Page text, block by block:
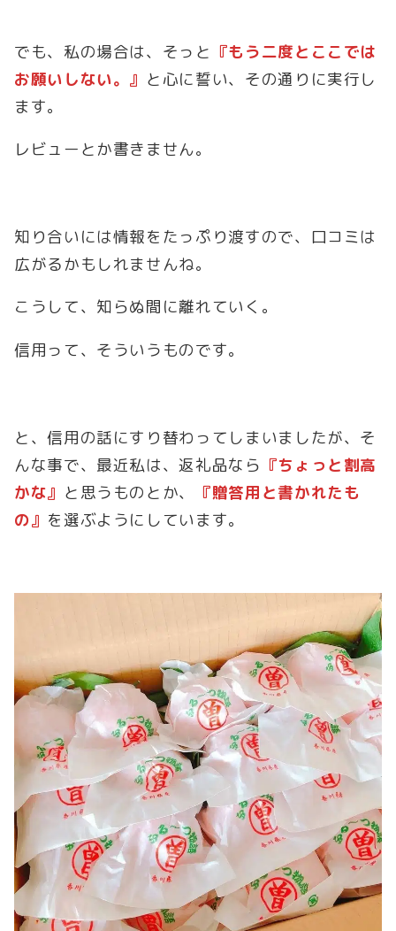
でも、私の場合は、そっと 『もう二度とここでは
お願いしない。』 と心に誓い、その通りに実行し
ます。
レビューとか書きません。
知り合いには情報をたっぷり渡すので、口コミは
広がるかもしれませんね。
こうして、知らぬ間に離れていく。
信用って、そういうものです。
と、信用の話にすり替わってしまいましたが、そ
んな事で、最近私は、返礼品なら 『ちょっと割高
かな』 と思うものとか、
『贈答用と書かれたも
の』 を選ぶようにしています。